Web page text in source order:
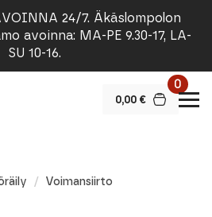
24/7. Äkäslompolon
avoinna: MA-PE 9.30-17, LA-
SU 10-16.
0,00 €
0
Voimansiirto